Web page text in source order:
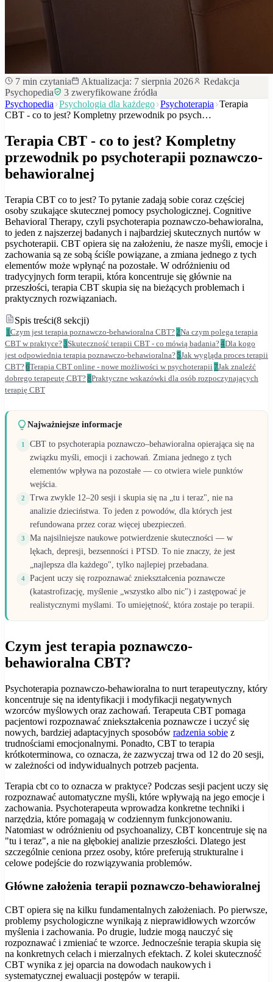
7 min czytania Aktualizacja: 7 sierpnia 2026
Redakcja
Psychopedia
3 zweryfikowane źródła
Psychopedia Psychologia dla każdego Psychoterapia Terapia
CBT - co to jest? Kompletny przewodnik po psych…
Terapia CBT - co to jest? Kompletny
przewodnik po psychoterapii poznawczo-
behawioralnej
Terapia CBT co to jest? To pytanie zadają sobie coraz częściej
osoby szukające skutecznej pomocy psychologicznej. Cognitive
Behavioral Therapy, czyli psychoterapia poznawczo-behawioralna,
to jeden z najszerzej badanych i najbardziej skutecznych nurtów w
psychoterapii. CBT opiera się na założeniu, że nasze myśli, emocje i
zachowania są ze sobą ściśle powiązane, a zmiana jednego z tych
elementów może wpłynąć na pozostałe. W odróżnieniu od
tradycyjnych form terapii, która koncentruje się głównie na
przeszłości, terapia CBT skupia się na bieżących problemach i
praktycznych rozwiązaniach.
Spis treści(8 sekcji)
1 Czym jest terapia poznawczo-behawioralna CBT? 2Na czym polega terapia
CBT w praktyce?3Skuteczność terapii CBT - co mówią badania?4Dla kogo
jest odpowiednia terapia poznawczo-behawioralna?5Jak wygląda proces terapii
CBT?6Terapia CBT online - nowe możliwości w psychoterapii 7Jak znaleźć
dobrego terapeutę CBT?8Praktyczne wskazówki dla osób rozpoczynających
terapię CBT
Najważniejsze informacje
1
CBT to psychoterapia poznawczo–behawioralna opierająca się na
związku myśli, emocji i zachowań. Zmiana jednego z tych
elementów wpływa na pozostałe — co otwiera wiele punktów
wejścia.
2
Trwa zwykle 12–20 sesji i skupia się na „tu i teraz", nie na
analizie dzieciństwa. To jeden z powodów, dla których jest
refundowana przez coraz więcej ubezpieczeń.
3
Ma najsilniejsze naukowe potwierdzenie skuteczności — w
lękach, depresji, bezsenności i PTSD. To nie znaczy, że jest
„najlepsza dla każdego", tylko najlepiej przebadana.
4
Pacjent uczy się rozpoznawać zniekształcenia poznawcze
(katastrofizację, myślenie „wszystko albo nic") i zastępować je
realistycznymi myślami. To umiejętność, która zostaje po terapii.
Czym jest terapia poznawczo-
behawioralna CBT?
Psychoterapia poznawczo-behawioralna to nurt terapeutyczny, który
koncentruje się na identyfikacji i modyfikacji negatywnych
wzorców myślowych oraz zachowań. Terapeuta CBT pomaga
pacjentowi rozpoznawać zniekształcenia poznawcze i uczyć się
nowych, bardziej adaptacyjnych sposobów radzenia sobie z
trudnościami emocjonalnymi. Ponadto, CBT to terapia
krótkoterminowa, co oznacza, że zazwyczaj trwa od 12 do 20 sesji,
w zależności od indywidualnych potrzeb pacjenta.
Terapia cbt co to oznacza w praktyce? Podczas sesji pacjent uczy się
rozpoznawać automatyczne myśli, które wpływają na jego emocje i
zachowania. Psychoterapeuta wprowadza konkretne techniki i
narzędzia, które pomagają w codziennym funkcjonowaniu.
Natomiast w odróżnieniu od psychoanalizy, CBT koncentruje się na
"tu i teraz", a nie na głębokiej analizie przeszłości. Dlatego jest
szczególnie ceniona przez osoby, które preferują strukturalne i
celowe podejście do rozwiązywania problemów.
Główne założenia terapii poznawczo-behawioralnej
CBT opiera się na kilku fundamentalnych założeniach. Po pierwsze,
problemy psychologiczne wynikają z nieprawidłowych wzorców
myślenia i zachowania. Po drugie, ludzie mogą nauczyć się
rozpoznawać i zmieniać te wzorce. Jednocześnie terapia skupia się
na konkretnych celach i mierzalnych efektach. Z kolei skuteczność
CBT wynika z jej oparcia na dowodach naukowych i
systematycznej ewaluacji postępów w terapii.